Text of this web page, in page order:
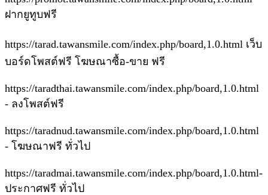
ฝากยูทูบฟรี
https://tarad.tawansmile.com/index.php/board,1.0.html เว็บ
บอร์ดโพสต์ฟรี โฆษณาซื้อ-ขาย ฟรี
https://taradthai.tawansmile.com/index.php/board,1.0.html
- ลงโพสต์ฟรี
https://taradnud.tawansmile.com/index.php/board,1.0.html
- โฆษณาฟรี ทั่วไป
https://taradmai.tawansmile.com/index.php/board,1.0.html-
ประกาศฟรี ทั่วไป